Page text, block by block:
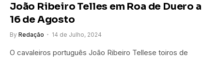
João Ribeiro Telles em Roa de Duero a
16 de Agosto
By Redação 14 de Julho, 2024
O cavaleiros português João Ribeiro Tellese toiros de